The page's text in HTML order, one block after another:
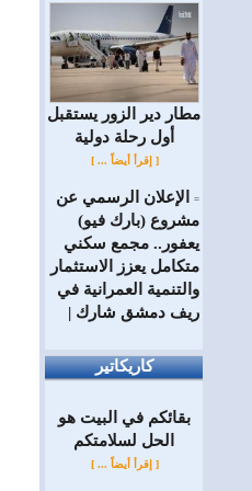
مطار دير الزور يستقبل
أول رحلة دولية
[ إقرأ أيضاً ... ]
=
الإعلان الرسمي عن
مشروع (بارك فيو)
يعفور.. مجمع سكني
متكامل يعزز الاستثمار
والتنمية العمرانية في
ريف دمشق شارك |
كاريكاتير
بقائكم في البيت هو
الحل لسلامتكم
[ إقرأ أيضاً ... ]